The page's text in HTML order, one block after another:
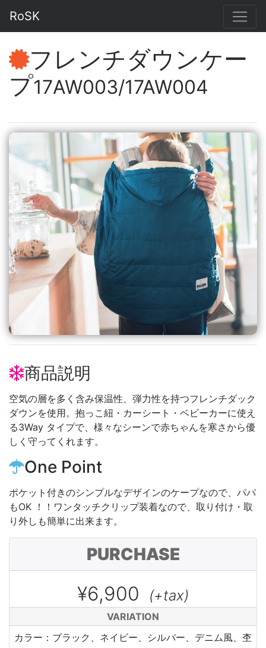
RoSK
フレンチダウンケー
プ17AW003/17AW004
商品説明
空気の層を多く含み保温性、弾力性を持つフレンチダック
ダウンを使用。抱っこ紐・カーシート・ベビーカーに使え
る3Way タイプで、様々なシーンで赤ちゃんを寒さから優
しく守ってくれます。
One Point
ポケット付きのシンプルなデザインのケープなので、パパ
もOK ！！ワンタッチクリップ装着なので、取り付け・取
り外しも簡単に出来ます。
PURCHASE
¥6,900 (+tax)
VARIATION
カラー：ブラック、ネイビー、シルバー、デニム風、杢